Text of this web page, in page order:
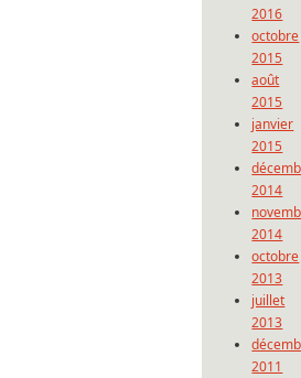
2016
octobre
2015
août
2015
janvier
2015
2014
2014
octobre
2013
juillet
2013
2011